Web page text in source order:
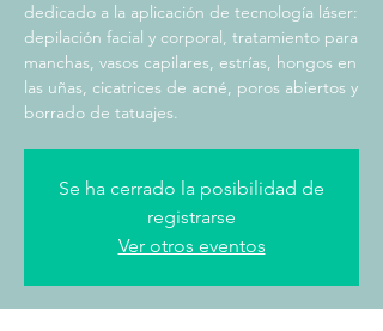
dedicado a la aplicación de tecnología láser:
depilación facial y corporal, tratamiento para
manchas, vasos capilares, estrías, hongos en
las uñas, cicatrices de acné, poros abiertos y
borrado de tatuajes.
Se ha cerrado la posibilidad de
registrarse
Ver otros eventos